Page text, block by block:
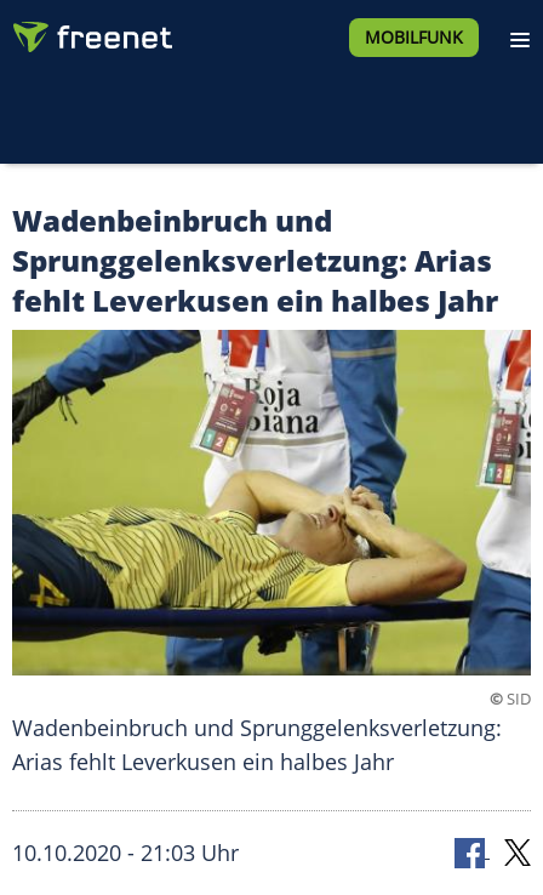
MOBILFUNK
Wadenbeinbruch und
Sprunggelenksverletzung: Arias
fehlt Leverkusen ein halbes Jahr
©SID
Wadenbeinbruch und Sprunggelenksverletzung:
Arias fehlt Leverkusen ein halbes Jahr
10.10.2020 - 21:03 Uhr